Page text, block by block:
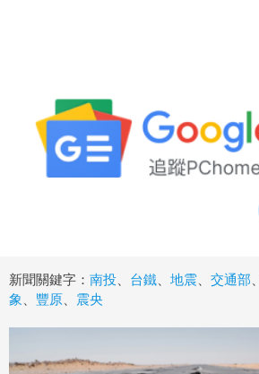
新聞關鍵字： 南投 台鐵 地震 交通部
象
豐原 震央